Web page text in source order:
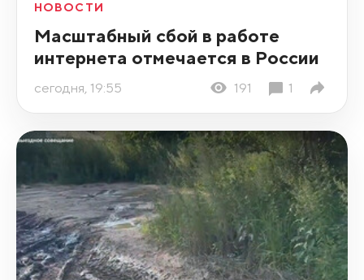
НОВОСТИ
Масштабный сбой в работе
интернета отмечается в России
сегодня, 19:55 191 1